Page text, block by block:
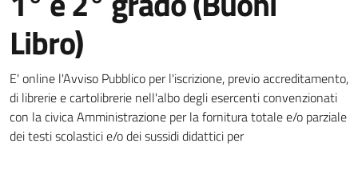
Libro)
Dettagli della notizia
E' online l'Avviso Pubblico per l'iscrizione, previo accreditamento,
di librerie e cartolibrerie nell'albo degli esercenti convenzionati
con la civica Amministrazione per la fornitura totale e/o parziale
dei testi scolastici e/o dei sussidi didattici per